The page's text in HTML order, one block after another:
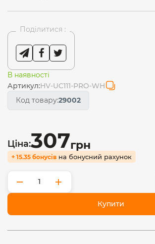
Поділитися :
В наявності
Артикул:HV-UC111-PRO-WH
Код товару:29002
Ціна:307грн
+ 15.35 бонусів на бонусний рахунок
− +
Купити